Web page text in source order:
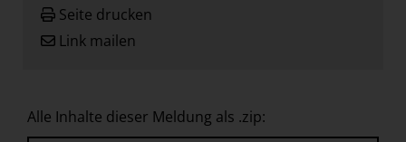
Seite drucken
Link mailen
Alle Inhalte dieser Meldung als .zip: